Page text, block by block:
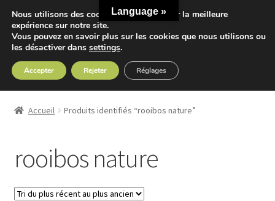
Aller
à
la
navigation
Aller
au
contenu
Accueil
Nos Tisanes
Detox
Accueil Produits identifiés “rooibos nature”
rooibos nature
Language »
Nous utilisons des cookies pour vous offrir la meilleure
expérience sur notre site.
Vous pouvez en savoir plus sur les cookies que nous utilisons ou
les désactiver dans settings.
Accepter Rejeter Réglages